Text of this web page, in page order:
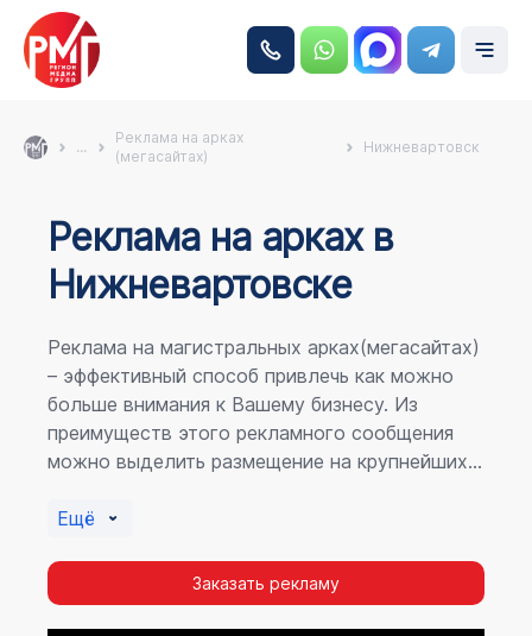
...
Реклама на арках
(мегасайтах)
Нижневартовск
Реклама на аркаx в
Нижневартовске
Реклама на магистральных арках(мегасайтах)
– эффективный способ привлечь как можно
больше внимания к Вашему бизнесу. Из
преимуществ этого рекламного сообщения
можно выделить размещение на крупнейших
пешеходному потоку расположение в прямой
повторных контактов.
Ещё
Заказать рекламу